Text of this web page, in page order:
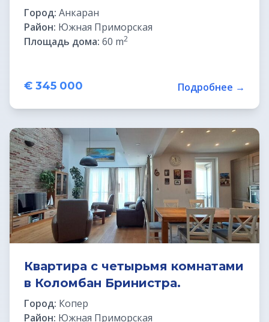
Фермы в Словении
Дома до € 100 000
Недвижимость в Италии
Недвижимость в Хорватии
ВНЖ в Словении
Город: Анкаран
Район: Южная Приморская
Площадь дома: 60 m2
€ 345 000 Подробнее →
Квартира с четырьмя комнатами
в Коломбан Бринистра.
Город: Копер
Район: Южная Приморская